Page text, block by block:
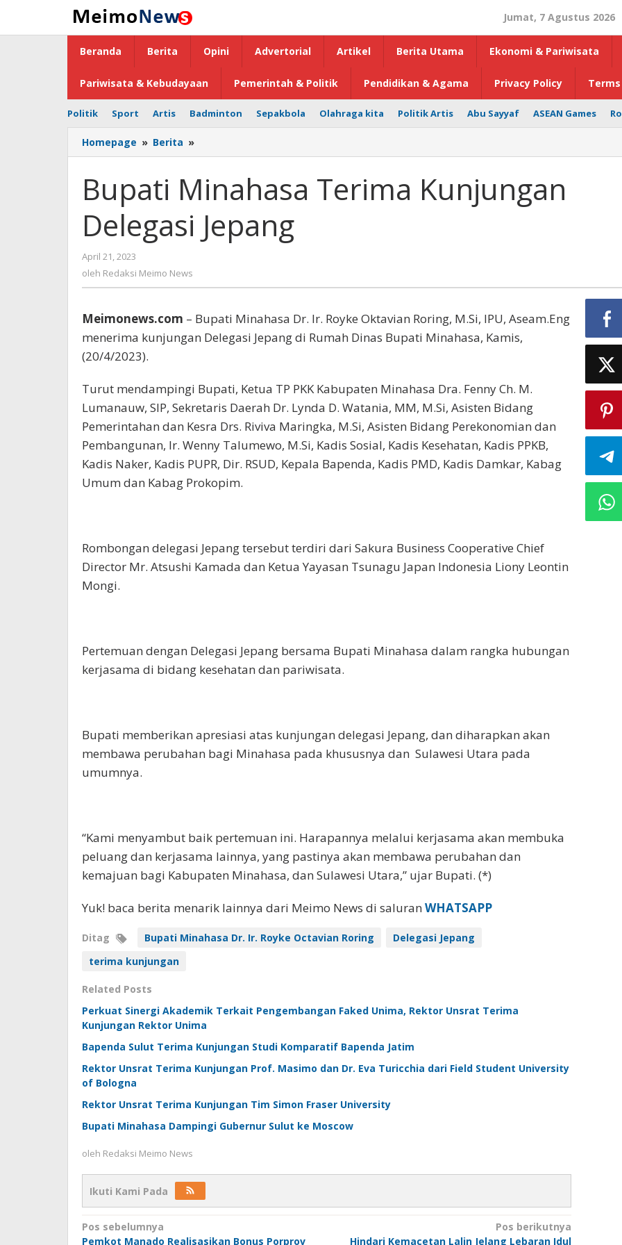
konten
Jumat, 7 Agustus 2026
Beranda Berita Opini Advertorial Artikel Berita Utama Ekonomi & Pariwisata
Pariwisata & Kebudayaan Pemerintah & Politik Pendidikan & Agama Privacy Policy
Politik Sport Artis Badminton Sepakbola Olahraga kita Politik Artis Abu Sayyaf ASEAN Games
Homepage » Berita »
Minahasa
Kunjungan
Delegasi
Jepang
Bupati Minahasa Terima Kunjungan
Delegasi Jepang
April 21, 2023
Redaksi
oleh Redaksi Meimo News
Meimonews.com – Bupati Minahasa Dr. Ir. Royke Oktavian Roring, M.Si, IPU, Aseam.Eng
menerima kunjungan Delegasi Jepang di Rumah Dinas Bupati Minahasa, Kamis,
(20/4/2023).
Turut mendampingi Bupati, Ketua TP PKK Kabupaten Minahasa Dra. Fenny Ch. M.
Lumanauw, SIP, Sekretaris Daerah Dr. Lynda D. Watania, MM, M.Si, Asisten Bidang
Pemerintahan dan Kesra Drs. Riviva Maringka, M.Si, Asisten Bidang Perekonomian dan
Pembangunan, Ir. Wenny Talumewo, M.Si, Kadis Sosial, Kadis Kesehatan, Kadis PPKB,
Kadis Naker, Kadis PUPR, Dir. RSUD, Kepala Bapenda, Kadis PMD, Kadis Damkar, Kabag
Umum dan Kabag Prokopim.
Rombongan delegasi Jepang tersebut terdiri dari Sakura Business Cooperative Chief
Director Mr. Atsushi Kamada dan Ketua Yayasan Tsunagu Japan Indonesia Liony Leontin
Mongi.
Pertemuan dengan Delegasi Jepang bersama Bupati Minahasa dalam rangka hubungan
kerjasama di bidang kesehatan dan pariwisata.
Bupati memberikan apresiasi atas kunjungan delegasi Jepang, dan diharapkan akan
membawa perubahan bagi Minahasa pada khususnya dan Sulawesi Utara pada
umumnya.
“Kami menyambut baik pertemuan ini. Harapannya melalui kerjasama akan membuka
peluang dan kerjasama lainnya, yang pastinya akan membawa perubahan dan
kemajuan bagi Kabupaten Minahasa, dan Sulawesi Utara,” ujar Bupati. (*)
Yuk! baca berita menarik lainnya dari Meimo News di saluran WHATSAPP
Ditag Bupati Minahasa Dr. Ir. Royke Octavian Roring
Delegasi Jepang
terima kunjungan
Related Posts
Perkuat Sinergi Akademik Terkait Pengembangan Faked Unima, Rektor Unsrat Terima
Kunjungan Rektor Unima
Bapenda Sulut Terima Kunjungan Studi Komparatif Bapenda Jatim
Rektor Unsrat Terima Kunjungan Prof. Masimo dan Dr. Eva Turicchia dari Field Student University
of Bologna
Rektor Unsrat Terima Kunjungan Tim Simon Fraser University
Bupati Minahasa Dampingi Gubernur Sulut ke Moscow
oleh Redaksi Meimo News
Ikuti Kami Pada
Navigasi
Pos sebelumnya
Pemkot Manado Realisasikan Bonus Porprov
Pos berikutnya
Hindari Kemacetan Lalin Jelang Lebaran Idul